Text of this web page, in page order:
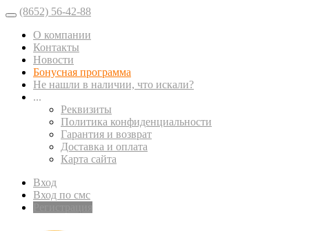
(8652) 56-42-88
О компании
Контакты
Новости
Бонусная программа
Не нашли в наличии, что искали?
...
Реквизиты
Политика конфиденциальности
Гарантия и возврат
Доставка и оплата
Карта сайта
Вход
Вход по смс